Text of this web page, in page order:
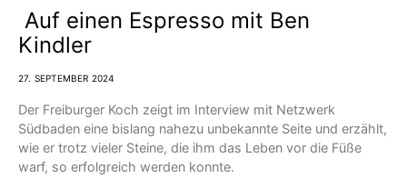
Auf einen Espresso mit Ben
Kindler
27. SEPTEMBER 2024
Der Freiburger Koch zeigt im Interview mit Netzwerk
Südbaden eine bislang nahezu unbekannte Seite und erzählt,
wie er trotz vieler Steine, die ihm das Leben vor die Füße
warf, so erfolgreich werden konnte.